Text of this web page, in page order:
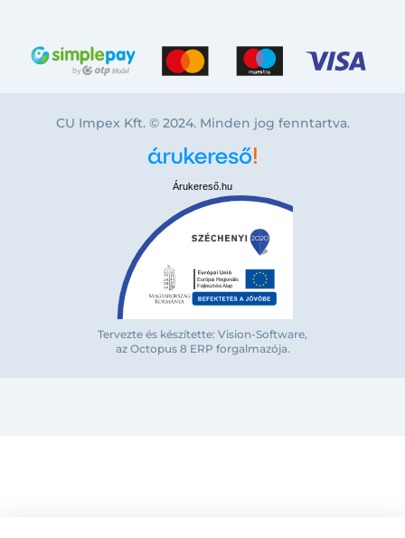
Bejelentkezés e-mail-címmel
CU Impex Kft. © 2024. Minden jog fenntartva.
Árukereső.hu
Tervezte és készítette: Vision-Software,
az Octopus 8 ERP forgalmazója.